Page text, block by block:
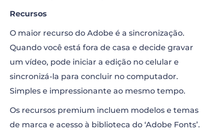
Recursos
O maior recurso do Adobe é a sincronização.
Quando você está fora de casa e decide gravar
um vídeo, pode iniciar a edição no celular e
sincronizá-la para concluir no computador.
Simples e impressionante ao mesmo tempo.
Os recursos premium incluem modelos e temas
de marca e acesso à biblioteca do ‘Adobe Fonts’.